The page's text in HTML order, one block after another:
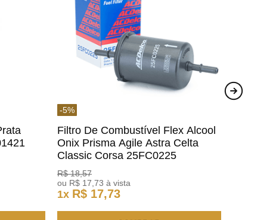
-5%
Filtro De Combustível Flex Alcool
Onix Prisma Agile Astra Celta
Classic Corsa 25FC0225
ACDelco
R$ 18,57
ou R$ 17 ,73 à vista
1x R$ 17,73